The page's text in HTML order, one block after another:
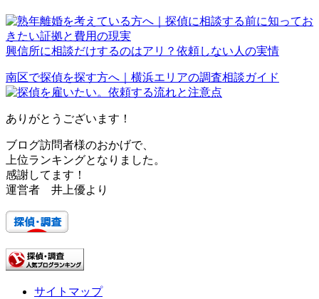
興信所に相談だけするのはアリ？依頼しない人の実情
南区で探偵を探す方へ｜横浜エリアの調査相談ガイド
ありがとうございます！
ブログ訪問者様のおかげで、
上位ランキングとなりました。
感謝してます！
運営者 井上優より
サイトマップ